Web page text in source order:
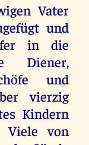
Vater
und
in die
Diener,
und
vierzig
Kindern
Viele von